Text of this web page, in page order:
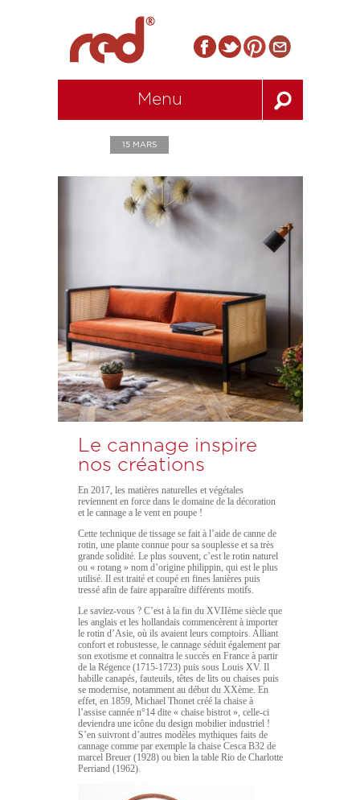
Menu
15 MARS
Le cannage inspire
nos créations
En 2017, les matières naturelles et végétales
reviennent en force dans le domaine de la décoration
et le cannage a le vent en poupe !
Cette technique de tissage se fait à l’aide de canne de
rotin, une plante connue pour sa souplesse et sa très
grande solidité. Le plus souvent, c’est le rotin naturel
ou « rotang » nom d’origine philippin, qui est le plus
utilisé. Il est traité et coupé en fines lanières puis
tressé afin de faire apparaître différents motifs.
Le saviez-vous ? C’est à la fin du XVIIème siècle que
les anglais et les hollandais commencèrent à importer
le rotin d’Asie, où ils avaient leurs comptoirs. Alliant
confort et robustesse, le cannage séduit également par
son exotisme et connaitra le succès en France à partir
de la Régence (1715-1723) puis sous Louis XV. Il
habille canapés, fauteuils, têtes de lits ou chaises puis
se modernise, notamment au début du XXème. En
effet, en 1859, Michael Thonet créé la chaise à
l’assise cannée n°14 dite « chaise bistrot », celle-ci
deviendra une icône du design mobilier industriel !
S’en suivront d’autres modèles mythiques faits de
cannage comme par exemple la chaise Cesca B32 de
marcel Breuer (1928) ou bien la table Rio de Charlotte
Perriand (1962).